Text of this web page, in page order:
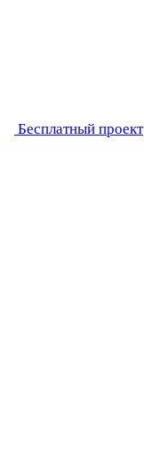
Бесплатный проект